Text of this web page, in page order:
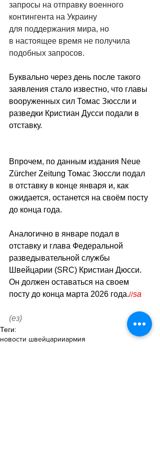
запросы на отправку военного
контингента на Украину
для поддержания мира, но
в настоящее время не получила
подобных запросов.
Буквально через день после такого
заявления стало известно, что главы
вооруженных сил Томас Зюссли и
разведки Кристиан Дусси подали в
отставку.
Впрочем, по данным издания Neue
Zürcher Zeitung Томас Зюссли подал
в отставку в конце января и, как
ожидается, останется на своём посту
до конца года.
Аналогично в январе подал в
отставку и глава Федеральной
разведывательной службы
Швейцарии (SRC) Кристиан Дюсси.
Он должен оставаться на своем
посту до конца марта 2026 года.//sa
(ез)
Теги:
новости швейцарииармия